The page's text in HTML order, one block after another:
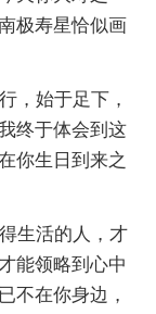
极寿星恰似画
，始于足下，
终于体会到这
你生日到来之
生活的人，才
能领略到心中
不在你身边，